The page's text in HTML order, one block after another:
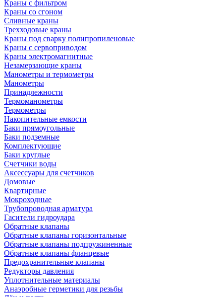
Краны с фильтром
Краны со сгоном
Сливные краны
Трехходовые краны
Краны под сварку полипропиленовые
Краны с сервоприводом
Краны электромагнитные
Незамерзающие краны
Манометры и термометры
Манометры
Принадлежности
Термоманометры
Термометры
Накопительные емкости
Баки прямоугольные
Баки подземные
Комплектующие
Баки круглые
Счетчики воды
Аксессуары для счетчиков
Домовые
Квартирные
Мокроходные
Трубопроводная арматура
Гасители гидроудара
Обратные клапаны
Обратные клапаны горизонтальные
Обратные клапаны подпружиненные
Обратные клапаны фланцевые
Предохранительные клапаны
Редукторы давления
Уплотнительные материалы
Анаэробные герметики для резьбы